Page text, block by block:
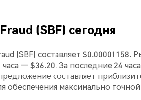
(SBF) сегодня
(SBF) составляет
— $36.20. За последние 24
составляет
обеспечения максимально